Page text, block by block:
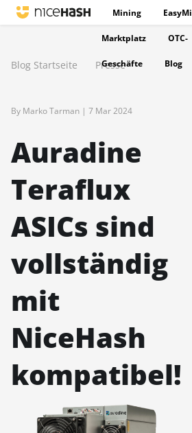
Mining
Marktplatz OTC-
Geschäfte Blog
Blog Startseite Presse
By Marko Tarman | 7 Mar 2024
Auradine
Teraflux
ASICs sind
vollständig
mit
NiceHash
kompatibel!